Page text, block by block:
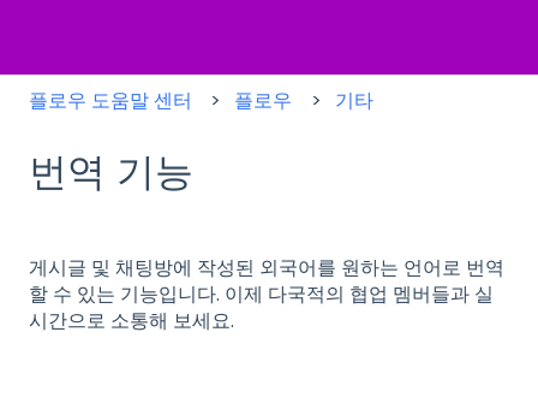
플로우 도움말 센터 플로우 기타
번역 기능
게시글 및 채팅방에 작성된 외국어를 원하는 언어로 번역
할 수 있는 기능입니다. 이제 다국적의 협업 멤버들과 실
시간으로 소통해 보세요.